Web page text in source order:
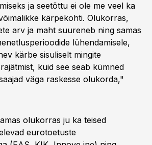
ja seetõttu ei ole me veel ka
kärpekohti. Olukorras,
arv ja maht suureneb ning samas
lühendamisele,
kärbe sisuliselt mingite
kuid see seab kümned
väga raskesse olukorda,"
olukorras ju ka teised
eurotoetuste